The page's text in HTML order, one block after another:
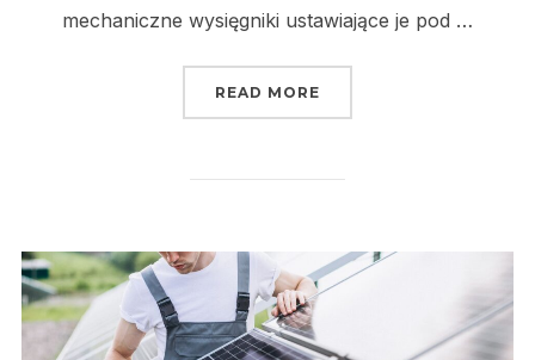
mechaniczne wysięgniki ustawiające je pod …
READ MORE